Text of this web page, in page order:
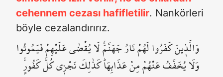
cehennem cezası hafifletilir. Nankörleri
böyle cezalandırırız.
وَالَّذ۪ينَ كَفَرُوا لَهُمْ نَارُ جَهَنَّمَۚ لَا يُقْضٰى عَلَيْهِمْ فَيَمُوتُوا
وَلَا يُخَفَّفُ عَنْهُمْ مِنْ عَذَابِهَاۜ كَذٰلِكَ نَجْز۪ي كُلَّ كَفُورٍۚ